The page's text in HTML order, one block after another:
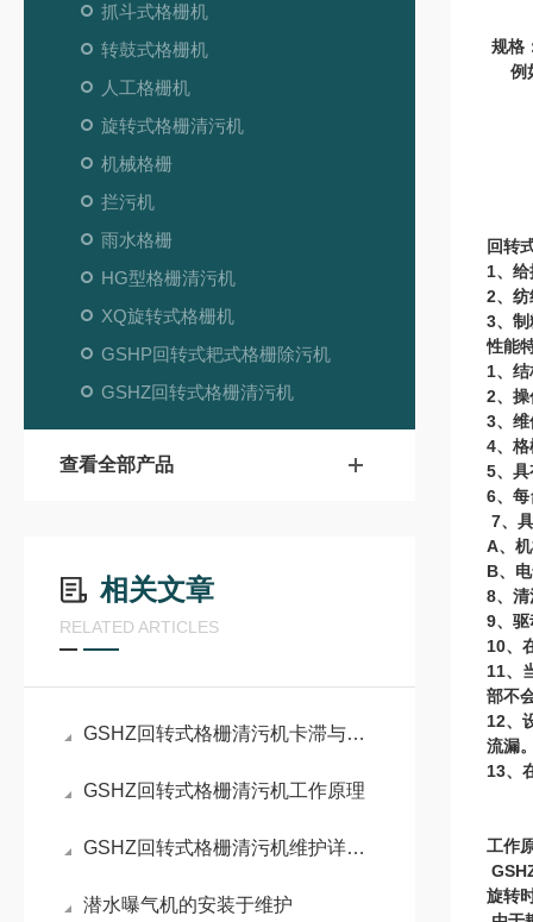
抓斗式格栅机
转鼓式格栅机
人工格栅机
旋转式格栅清污机
机械格栅
拦污机
雨水格栅
HG型格栅清污机
XQ旋转式格栅机
GSHP回转式耙式格栅除污机
GSHZ回转式格栅清污机
查看全部产品
相关文章
RELATED ARTICLES
GSHZ回转式格栅清污机卡滞与链条跳齿问题的成因及解决方案
GSHZ回转式格栅清污机工作原理
GSHZ回转式格栅清污机维护详细说明介绍
潜水曝气机的安装于维护
规格
例
回转
1、
2、
3、
性能
1、
2、
3、
4、
5、
6、
7、
A、
B、
8、
9、
10、
11、
部不
12、
流漏
13、
工作
旋转